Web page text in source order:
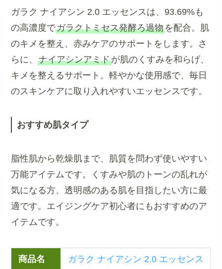
ガラク ナイアシン 2.0 エッセンスは、93.69%も
の高濃度でガラクトミセス発酵ろ過物を配合。肌
のキメを整え、赤みケアのサポートをします。さ
らに、ナイアシンアミドが肌のくすみを和らげ、
キメを整えるサポート。軽やかな使用感で、毎日
のスキンケアに取り入れやすいエッセンスです。
おすすめ肌タイプ
脂性肌から乾燥肌まで、肌質を問わず使いやすい
万能アイテムです。くすみや肌のトーンの乱れが
気になる方、透明感のある肌を目指したい方に最
適です。エイジングケア初心者にもおすすめのア
イテムです。
商品名 ガラク ナイアシン 2.0 エッセンス